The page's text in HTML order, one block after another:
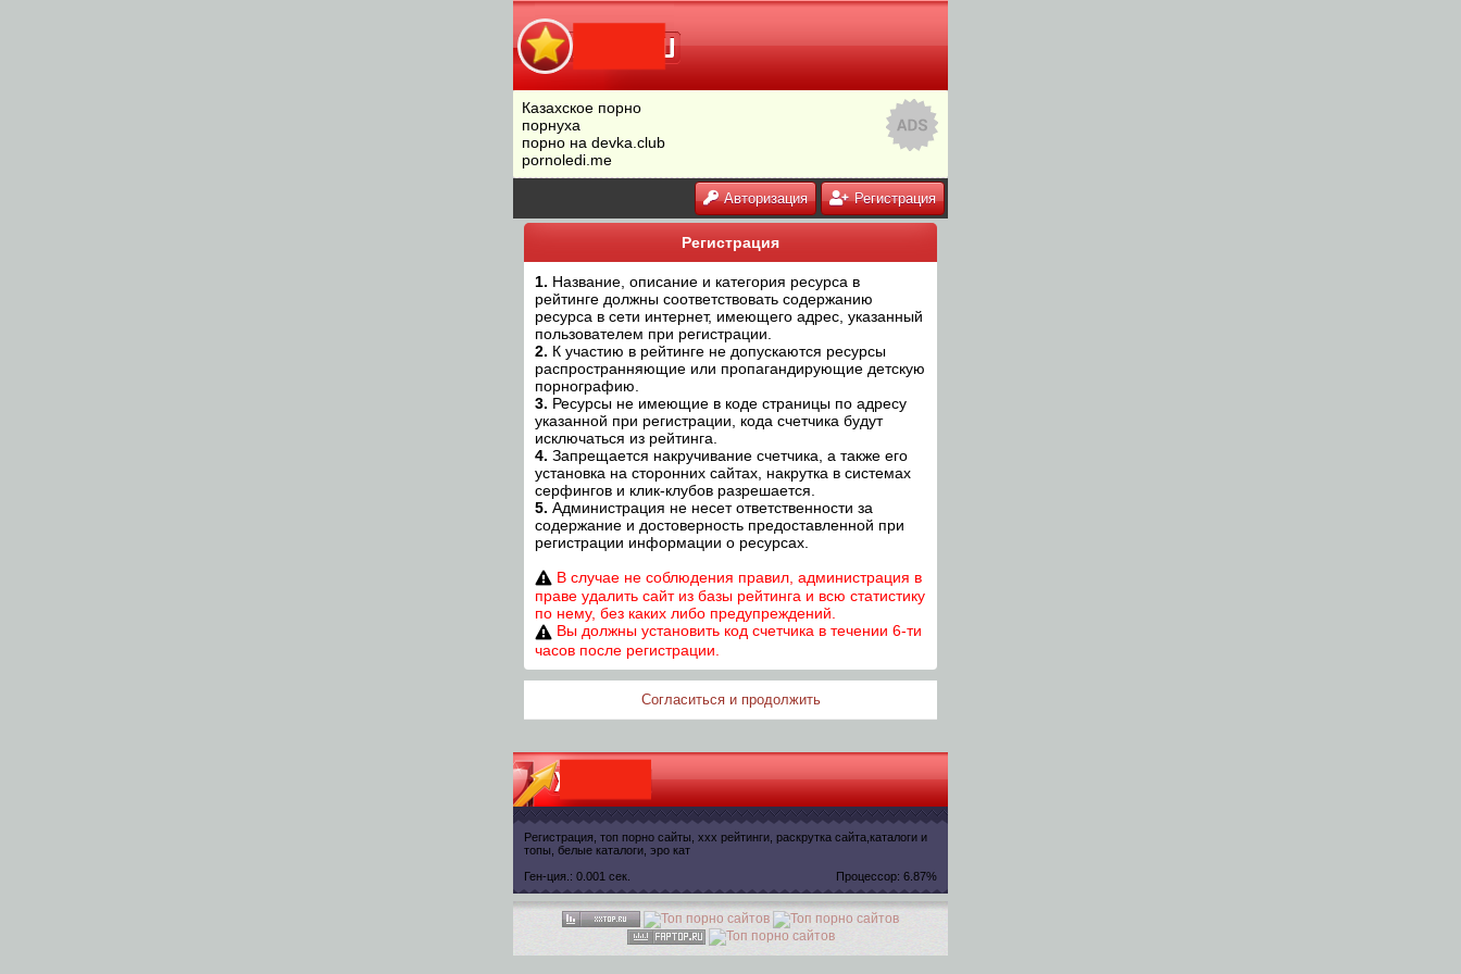
Казахское порно
порнуха
порно на devka.club
pornoledi.me
Авторизация Регистрация
Регистрация
1. Название, описание и категория ресурса в
рейтинге должны соответствовать содержанию
ресурса в сети интернет, имеющего адрес, указанный
пользователем при регистрации.
2. К участию в рейтинге не допускаются ресурсы
распространняющие или пропагандирующие детскую
порнографию.
3. Ресурсы не имеющие в коде страницы по адресу
указанной при регистрации, кода счетчика будут
исключаться из рейтинга.
4. Запрещается накручивание счетчика, а также его
установка на сторонних сайтах, накрутка в системах
серфингов и клик-клубов разрешается.
5. Администрация не несет ответственности за
содержание и достоверность предоставленной при
регистрации информации о ресурсах.
В случае не соблюдения правил, администрация в
праве удалить сайт из базы рейтинга и всю статистику
по нему, без каких либо предупреждений.
Вы должны установить код счетчика в течении 6-ти
часов после регистрации.
Согласиться и продолжить
Регистрация, топ порно сайты, xxx рейтинги, раскрутка сайта,каталоги и
топы, белые каталоги, эро кат
Ген-ция.: 0.001 сек.
Процессор: 6.87%